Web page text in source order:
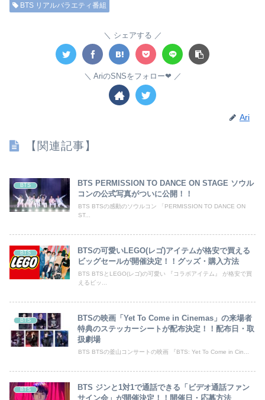
BTS リアルバラエティ番組
シェアする
AriのSNSをフォロー❤︎
Ari
【関連記事】
BTS
BTS PERMISSION TO DANCE ON STAGE ソウル
コンの公式写真がついに公開！！
BTS BTSの感動のソウルコン 「PERMISSION TO DANCE ON
ST...
BTS
BTSの可愛いLEGO(レゴ)アイテムが格安で買える
ビッグセールが開催決定！！グッズ・購入方法
BTS BTSとLEGO(レゴ)の可愛い 『コラボアイテム』 が格安で買
えるビッ...
BTS
BTSの映画「Yet To Come in Cinemas」の来場者
特典のステッカーシートが配布決定！！配布日・取
扱劇場
BTS BTSの釜山コンサートの映画 『BTS: Yet To Come in Cin...
BTS
BTS ジンと1対1で通話できる「ビデオ通話ファン
サイン会」が開催決定！！開催日・応募方法